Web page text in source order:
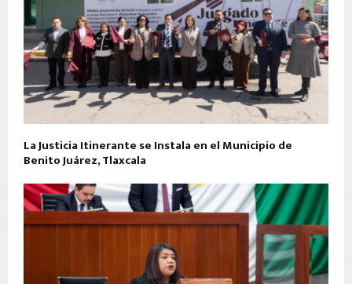
La Justicia Itinerante se Instala en el Municipio de
Benito Juárez, Tlaxcala